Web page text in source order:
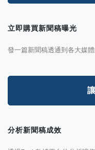
立即購買新聞稿曝光
發一篇新聞稿透通到各大媒
分析新聞稿成效